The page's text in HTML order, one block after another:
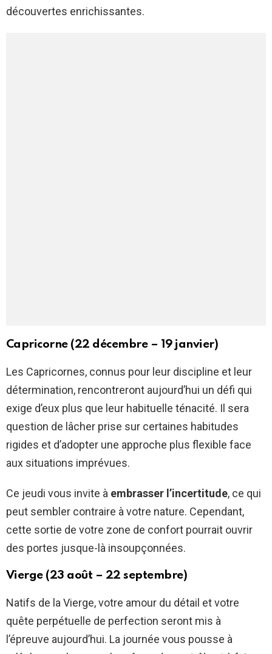
découvertes enrichissantes.
Capricorne (22 décembre – 19 janvier)
Les Capricornes, connus pour leur discipline et leur
détermination, rencontreront aujourd’hui un défi qui
exige d’eux plus que leur habituelle ténacité. Il sera
question de lâcher prise sur certaines habitudes
rigides et d’adopter une approche plus flexible face
aux situations imprévues.
Ce jeudi vous invite à embrasser l’incertitude, ce qui
peut sembler contraire à votre nature. Cependant,
cette sortie de votre zone de confort pourrait ouvrir
des portes jusque-là insoupçonnées.
Vierge (23 août – 22 septembre)
Natifs de la Vierge, votre amour du détail et votre
quête perpétuelle de perfection seront mis à
l’épreuve aujourd’hui. La journée vous pousse à